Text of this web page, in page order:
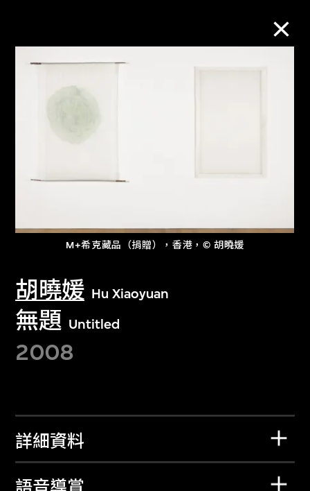
M+希克藏品（捐贈），香港，© 胡曉媛
胡曉媛 Hu Xiaoyuan
無題 Untitled
2008
詳細資料
M+藏品
進一步篩選
文化藏品。